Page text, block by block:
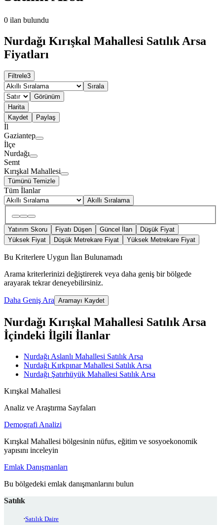
0 ilan bulundu
Nurdağı Kırışkal Mahallesi Satılık Arsa
Fiyatları
Filtrele3
Sırala
Görünüm
Harita
Kaydet
Paylaş
İl
Gaziantep
İlçe
Nurdağı
Semt
Kırışkal Mahallesi
Tümünü Temizle
Tüm İlanlar
Akıllı Sıralama
Yatırım Skoru Fiyatı Düşen Güncel İlan
Düşük Fiyat
Yüksek Fiyat
Düşük Metrekare Fiyat Yüksek Metrekare Fiyat
Bu Kriterlere Uygun İlan Bulunamadı
Arama kriterlerinizi değiştirerek veya daha geniş bir bölgede
arayarak tekrar deneyebilirsiniz.
Daha Geniş Ara Aramayı Kaydet
Nurdağı Kırışkal Mahallesi Satılık Arsa
İçindeki İlgili İlanlar
Nurdağı Aslanlı Mahallesi Satılık Arsa
Nurdağı Kırkpınar Mahallesi Satılık Arsa
Nurdağı Şatırhüyük Mahallesi Satılık Arsa
Kırışkal Mahallesi
Analiz ve Araştırma Sayfaları
Demografi Analizi
Kırışkal Mahallesi bölgesinin nüfus, eğitim ve sosyoekonomik
yapısını inceleyin
Emlak Danışmanları
Bu bölgedeki emlak danışmanlarını bulun
Satılık
Satılık Daire